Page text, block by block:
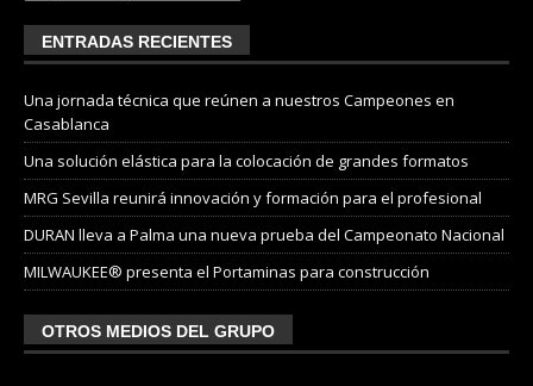
ENTRADAS RECIENTES
Una jornada técnica que reúnen a nuestros Campeones en
Casablanca
Una solución elástica para la colocación de grandes formatos
MRG Sevilla reunirá innovación y formación para el profesional
DURAN lleva a Palma una nueva prueba del Campeonato Nacional
MILWAUKEE® presenta el Portaminas para construcción
OTROS MEDIOS DEL GRUPO